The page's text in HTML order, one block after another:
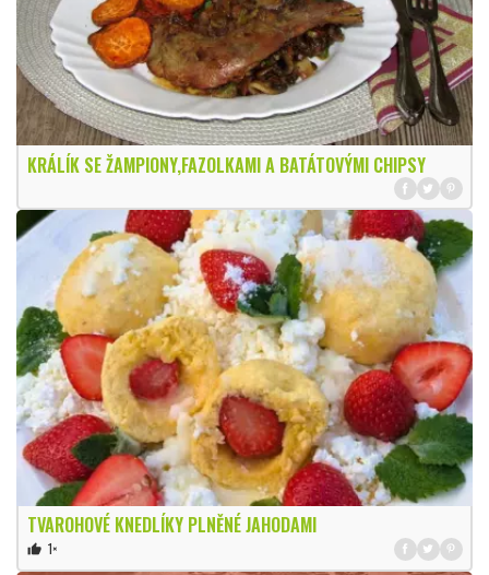
KRÁLÍK SE ŽAMPIONY,FAZOLKAMI A BATÁTOVÝMI CHIPSY
TVAROHOVÉ KNEDLÍKY PLNĚNÉ JAHODAMI
thumb_up 1×